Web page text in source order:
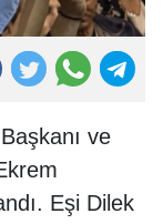
ve
Eşi Dilek